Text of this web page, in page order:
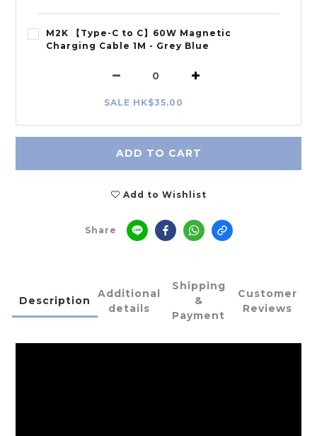
M2K 【Type-C to C】60W Magnetic
Charging Cable 1M - Grey Blue
SALE HK$35.00
ADD TO CART
Add to Wishlist
Share
Description
Additional
details
Shipping
&
Payment
Customer
Reviews